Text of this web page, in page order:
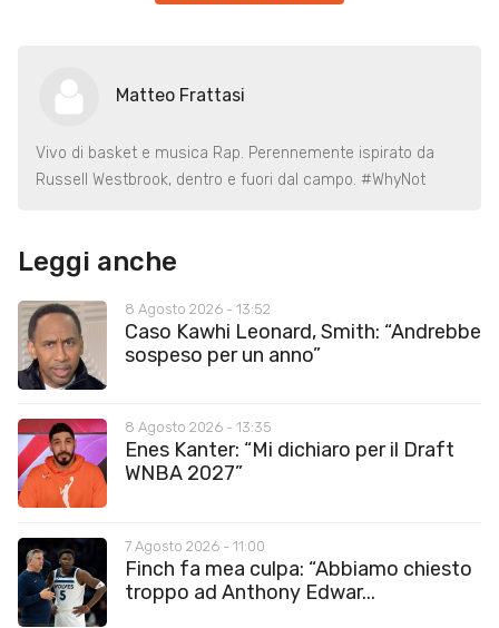
Matteo Frattasi
Vivo di basket e musica Rap. Perennemente ispirato da
Russell Westbrook, dentro e fuori dal campo. #WhyNot
Leggi anche
8 Agosto 2026 - 13:52
Caso Kawhi Leonard, Smith: “Andrebbe
sospeso per un anno”
8 Agosto 2026 - 13:35
Enes Kanter: “Mi dichiaro per il Draft
WNBA 2027”
7 Agosto 2026 - 11:00
Finch fa mea culpa: “Abbiamo chiesto
troppo ad Anthony Edwar...